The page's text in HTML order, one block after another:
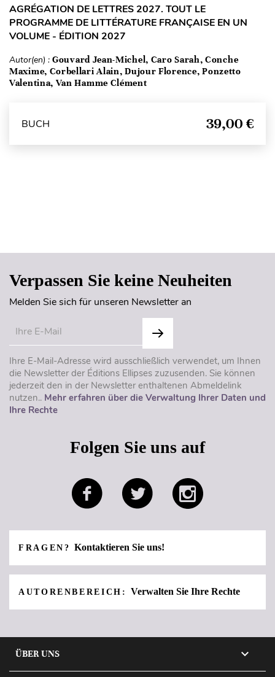
AGRÉGATION DE LETTRES 2027. TOUT LE
PROGRAMME DE LITTÉRATURE FRANÇAISE EN UN
VOLUME - ÉDITION 2027
Autor(en) : Gouvard Jean-Michel, Caro Sarah, Conche
Maxime, Corbellari Alain, Dujour Florence, Ponzetto
Valentina, Van Hamme Clément
BUCH 39,00 €
Verpassen Sie keine Neuheiten
Melden Sie sich für unseren Newsletter an
Ihre E-Mail-Adresse wird ausschließlich verwendet, um Ihnen
die Newsletter der Éditions Ellipses zuzusenden. Sie können
jederzeit den in der Newsletter enthaltenen Abmeldelink
nutzen.. Mehr erfahren über die Verwaltung Ihrer Daten und
Ihre Rechte
Folgen Sie uns auf
FRAGEN?Kontaktieren Sie uns!
AUTORENBEREICH: Verwalten Sie Ihre Rechte
ÜBER UNS 